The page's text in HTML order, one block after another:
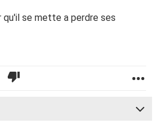
qu'il se mette a perdre ses